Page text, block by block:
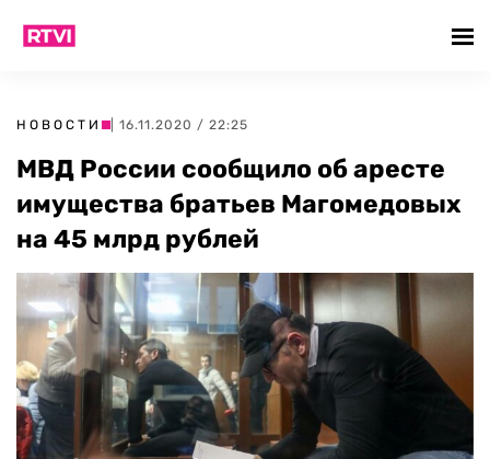
НОВОСТИ | 16.11.2020 / 22:25
МВД России сообщило об аресте
имущества братьев Магомедовых
на 45 млрд рублей